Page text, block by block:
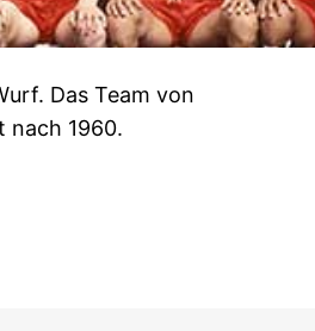
Das Team von
nach 1960.